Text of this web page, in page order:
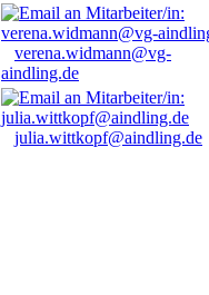
verena.widmann@vg-
aindling.de
julia.wittkopf@aindling.de